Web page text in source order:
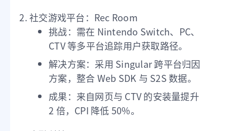
社交游戏平台：Rec Room
挑战：需在 Nintendo Switch、PC、
CTV 等多平台追踪用户获取路径。
解决方案：采用 Singular 跨平台归因
方案，整合 Web SDK 与 S2S 数据。
成果：来自网页与 CTV 的安装量提升
2 倍，CPI 降低 50%。